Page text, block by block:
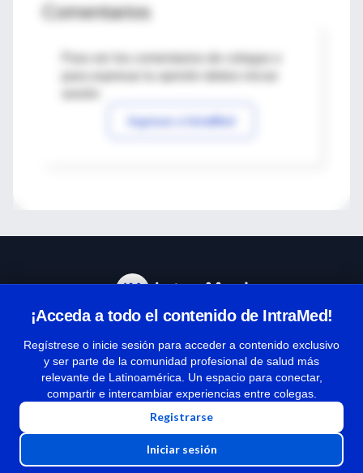
Comentarios
Para ver los comentarios de colegas o
Ingresar a IntraMed
¡Acceda a todo el contenido de IntraMed!
Regístrese o inicie sesión para acceder a contenido exclusivo
y ser parte de la comunidad profesional de salud más
relevante de Latinoamérica. Un espacio para conectar,
compartir e intercambiar experiencias entre colegas.
Registrarse
Iniciar sesión
Términos y condiciones
| Políticas de privacidad
| Todos los derechos reservados | Copyright 1997-2026